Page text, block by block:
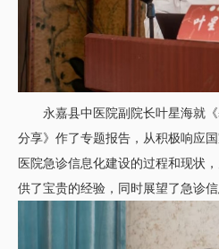
永嘉县中医院副院长叶星海就
分享》作了专题报告，从积极响应
医院急诊信息化建设的过程和现状
供了宝贵的经验，同时展望了急诊信